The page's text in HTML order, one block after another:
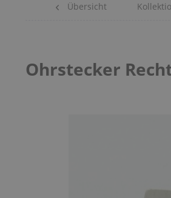
Übersicht
Ohrstecker